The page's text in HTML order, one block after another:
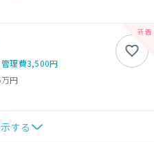
管理費3,500円
円
する